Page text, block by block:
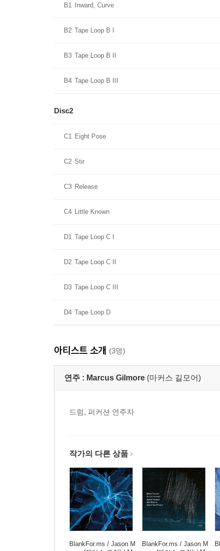
B1 Inward, Curve
B2 Tape Loop B I
B3 Tape Loop B II
B4 Tape Loop B III
Disc2
C1 Eight Pose
C2 Stir
C3 Release
C4 Little Known
D1 Tape Loop C I
D2 Tape Loop C II
D3 Tape Loop C III
D4 Tape Loop D
아티스트 소개 (3명)
연주 : Marcus Gilmore (마커스 길모어)
드럼, 퍼커션 연주자
작가의 다른 상품
BlankFor.ms / Jason M
BlankFor.ms / Jason M